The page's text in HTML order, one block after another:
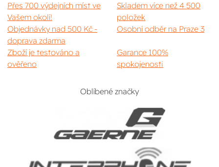
Přes 700 výdejních míst ve
Vašem okolí!
Skladem více než 4 500
položek
Objednávky nad 500 Kč -
doprava zdarma
Osobní odběr na Praze 3
Zboží je testováno a
ověřeno
Garance 100%
spokojenosti
Oblíbené značky